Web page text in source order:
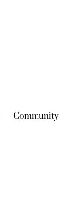
(current)
Community